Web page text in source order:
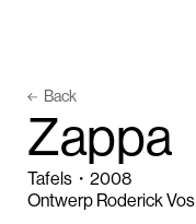
Back
Zappa
Tafels ・ 2008
Ontwerp Roderick Vos